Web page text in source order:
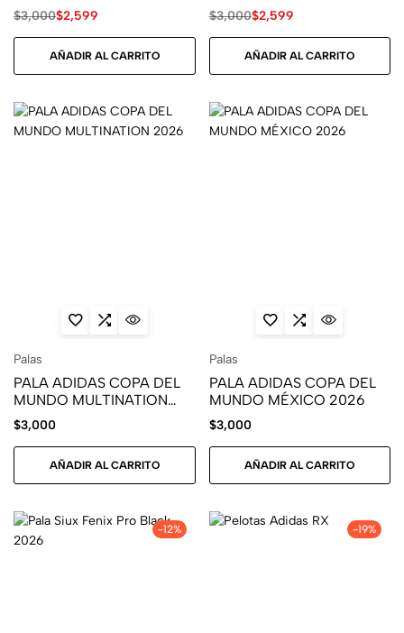
$3,000$2,599
AÑADIR AL CARRITO
$3,000$2,599
AÑADIR AL CARRITO
Palas
PALA ADIDAS COPA DEL
MUNDO MULTINATION
2026
$3,000
AÑADIR AL CARRITO
Palas
PALA ADIDAS COPA DEL
MUNDO MÉXICO 2026
$3,000
AÑADIR AL CARRITO
-12% -19%